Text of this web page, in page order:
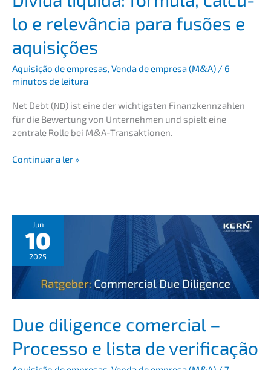
lo e relevân­cia para fusões e
aquisições
Aquisi­ção de empre­sas,Venda de empre­sa (M&A) / 6
minutos de leitura
Net Debt (ND) ist eine der wichtigs­ten Finanz­kenn­zah­len
für die Bewer­tung von Unter­neh­men und spielt eine
zentra­le Rolle bei M&A-Transaktionen.
Dívida
cálcu­
relevân­
para
e
aquisi­
ções
Conti­nu­ar a ler »
Jun
10
2025
Due diligence comer­cial –
Proces­so e lista de verificação